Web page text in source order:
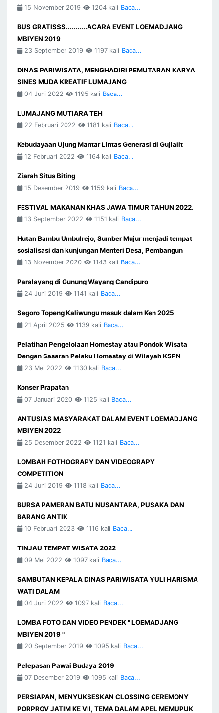
15 November 2019 1204 kali Baca...
BUS GRATISSS...........ACARA EVENT LOEMADJANG
MBIYEN 2019
23 September 2019 1197 kali Baca...
DINAS PARIWISATA, MENGHADIRI PEMUTARAN KARYA
SINES MUDA KREATIF LUMAJANG
04 Juni 2022 1195 kali Baca...
LUMAJANG MUTIARA TEH
22 Februari 2022 1181 kali Baca...
Kebudayaan Ujung Mantar Lintas Generasi di Gujialit
12 Februari 2022 1164 kali Baca...
Ziarah Situs Biting
15 Desember 2019 1159 kali Baca...
FESTIVAL MAKANAN KHAS JAWA TIMUR TAHUN 2022.
13 September 2022 1151 kali Baca...
Hutan Bambu Umbulrejo, Sumber Mujur menjadi tempat
sosialisasi dan kunjungan Menteri Desa, Pembangun
13 November 2020 1143 kali Baca...
Paralayang di Gunung Wayang Candipuro
24 Juni 2019 1141 kali Baca...
Segoro Topeng Kaliwungu masuk dalam Ken 2025
21 April 2025 1139 kali Baca...
Pelatihan Pengelolaan Homestay atau Pondok Wisata
Dengan Sasaran Pelaku Homestay di Wilayah KSPN
23 Mei 2022 1130 kali Baca...
Konser Prapatan
07 Januari 2020 1125 kali Baca...
ANTUSIAS MASYARAKAT DALAM EVENT LOEMADJANG
MBIYEN 2022
25 Desember 2022 1121 kali Baca...
LOMBAH FOTHOGRAPY DAN VIDEOGRAPY
COMPETITION
24 Juni 2019 1118 kali Baca...
BURSA PAMERAN BATU NUSANTARA, PUSAKA DAN
BARANG ANTIK
10 Februari 2023 1116 kali Baca...
TINJAU TEMPAT WISATA 2022
09 Mei 2022 1097 kali Baca...
SAMBUTAN KEPALA DINAS PARIWISATA YULI HARISMA
WATI DALAM
04 Juni 2022 1097 kali Baca...
LOMBA FOTO DAN VIDEO PENDEK " LOEMADJANG
MBIYEN 2019 "
20 September 2019 1095 kali Baca...
Pelepasan Pawai Budaya 2019
07 Desember 2019 1095 kali Baca...
PERSIAPAN, MENYUKSESKAN CLOSSING CEREMONY
PORPROV JATIM KE VII, TEMA DALAM APEL MEMUPUK